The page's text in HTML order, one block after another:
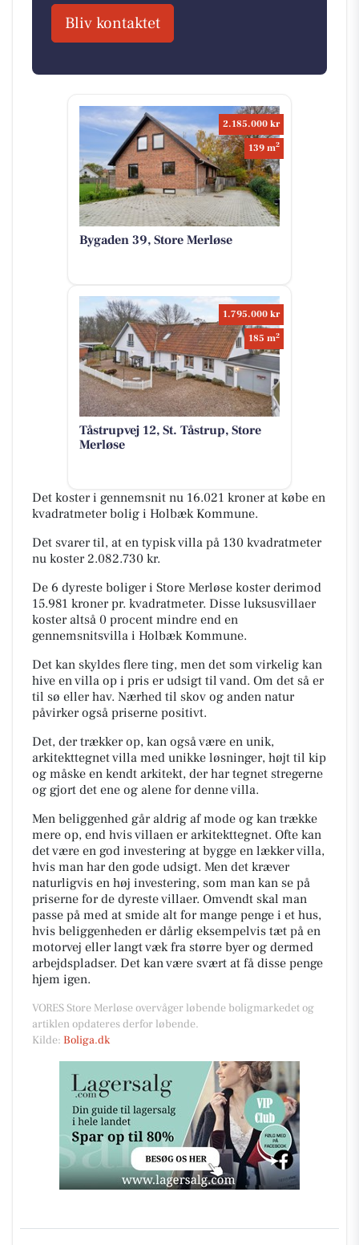
Bliv kontaktet
2.185.000 kr
139 m2
Bygaden 39, Store Merløse
1.795.000 kr
185 m2
Tåstrupvej 12, St. Tåstrup, Store
Merløse
Det koster i gennemsnit nu 16.021 kroner at købe en
kvadratmeter bolig i Holbæk Kommune.
Det svarer til, at en typisk villa på 130 kvadratmeter
nu koster 2.082.730 kr.
De 6 dyreste boliger i Store Merløse koster derimod
15.981 kroner pr. kvadratmeter. Disse luksusvillaer
koster altså 0 procent mindre end en
gennemsnitsvilla i Holbæk Kommune.
Det kan skyldes flere ting, men det som virkelig kan
hive en villa op i pris er udsigt til vand. Om det så er
til sø eller hav. Nærhed til skov og anden natur
påvirker også priserne positivt.
Det, der trækker op, kan også være en unik,
arkitekttegnet villa med unikke løsninger, højt til kip
og måske en kendt arkitekt, der har tegnet stregerne
og gjort det ene og alene for denne villa.
Men beliggenhed går aldrig af mode og kan trække
mere op, end hvis villaen er arkitekttegnet. Ofte kan
det være en god investering at bygge en lækker villa,
hvis man har den gode udsigt. Men det kræver
naturligvis en høj investering, som man kan se på
priserne for de dyreste villaer. Omvendt skal man
passe på med at smide alt for mange penge i et hus,
hvis beliggenheden er dårlig eksempelvis tæt på en
motorvej eller langt væk fra større byer og dermed
arbejdspladser. Det kan være svært at få disse penge
hjem igen.
VORES Store Merløse overvåger løbende boligmarkedet og
artiklen opdateres derfor løbende.
Kilde: Boliga.dk